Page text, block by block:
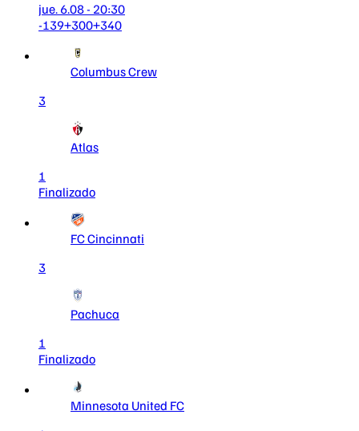
jue. 6.08 - 20:30
-139+300+340
Columbus Crew
3
Atlas
1
Finalizado
FC Cincinnati
3
Pachuca
1
Finalizado
Minnesota United FC